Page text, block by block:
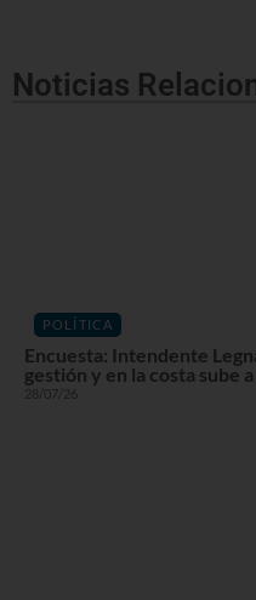
Noticias
POLÍTICA
Encuesta: Intendente
gestión y en la costa sube
28/07/26